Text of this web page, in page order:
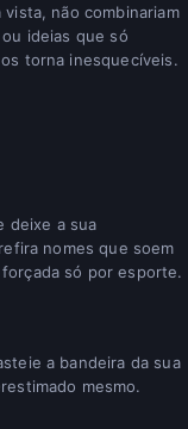
não combinariam
ideias que só
torna inesquecíveis.
deixe a sua
nomes que soem
só por esporte.
a bandeira da sua
mesmo.